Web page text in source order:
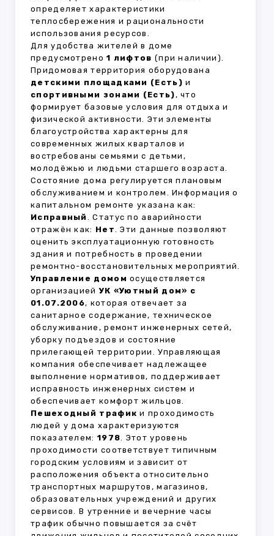
определяет характеристики
теплосбережения и рациональности
использования ресурсов.
Для удобства жителей в доме
предусмотрено1 лифтов (при наличии).
Придомовая территория оборудована
детскими площадками (Есть) и
спортивными зонами (Есть), что
формирует базовые условия для отдыха и
физической активности. Эти элементы
благоустройства характерны для
современных жилых кварталов и
востребованы семьями с детьми,
молодёжью и людьми старшего возраста.
Состояние дома регулируется плановым
обслуживанием и контролем. Информация о
капитальном ремонте указана как:
Исправный . Статус по аварийности
отражён как: Нет. Эти данные позволяют
оценить эксплуатационную готовность
здания и потребность в проведении
ремонтно-восстановительных мероприятий.
Управление домом осуществляется
организациейУК «Уютный дом» с
01.07.2006, которая отвечает за
санитарное содержание, техническое
обслуживание, ремонт инженерных сетей,
уборку подъездов и состояние
прилегающей территории. Управляющая
компания обеспечивает надлежащее
выполнение нормативов, поддерживает
исправность инженерных систем и
обеспечивает комфорт жильцов.
Пешеходный трафик и проходимость
людей у дома характеризуются
показателем: 1978. Этот уровень
проходимости соответствует типичным
городским условиям и зависит от
расположения объекта относительно
транспортных маршрутов, магазинов,
образовательных учреждений и других
сервисов. В утренние и вечерние часы
трафик обычно повышается за счёт